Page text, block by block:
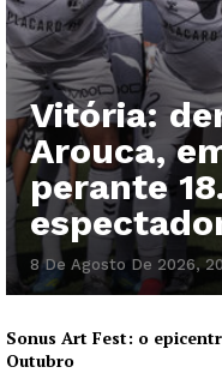
Vitória:
Arouca,
perante
8 De Agosto De 2026,
Sonus Art Fest: o
Outubro